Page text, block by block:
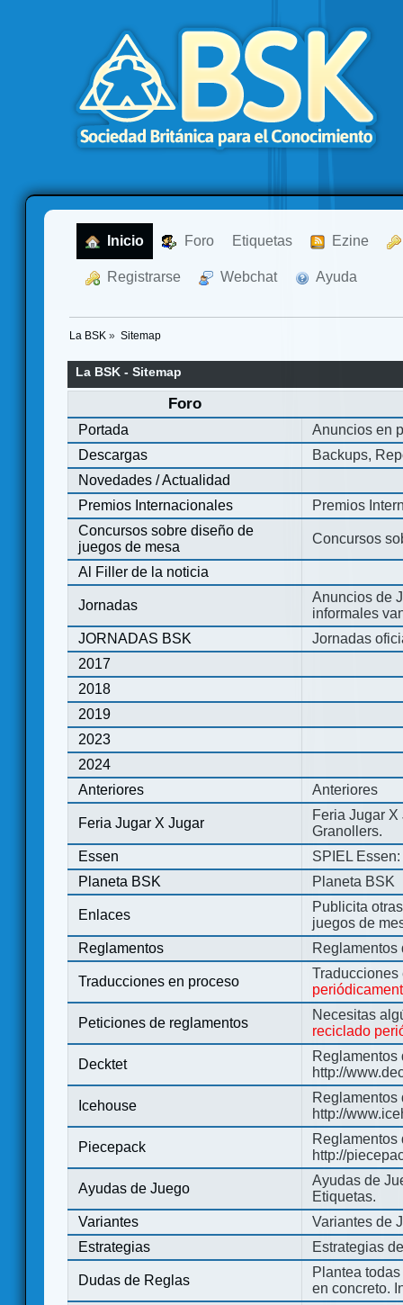
Inicio Foro Etiquetas Ezine
Registrarse Webchat Ayuda
La BSK » Sitemap
La BSK - Sitemap
Foro
Portada
Anuncios en
Descargas
Backups,
Novedades / Actualidad
Premios Internacionales
Premios
Concursos sobre diseño de
juegos de mesa
Concursos
Al Filler de la noticia
Jornadas
Anuncios de
informales
JORNADAS BSK
Jornadas
2017
2018
2019
2023
2024
Anteriores
Anteriores
Feria Jugar X Jugar
Feria Jugar
Granollers.
Essen
SPIEL
Planeta BSK
Planeta BSK
Enlaces
Publicita
juegos de
Reglamentos
Reglamentos
Traducciones en proceso
Peticiones de reglamentos
Necesitas
reciclado
Decktet
Reglamentos
http://
Icehouse
Reglamentos
http://
Piecepack
Reglamentos
http://
Ayudas de Juego
Ayudas de
Etiquetas.
Variantes
Variantes de
Estrategias
Estrategias
Dudas de Reglas
Plantea
en concreto.